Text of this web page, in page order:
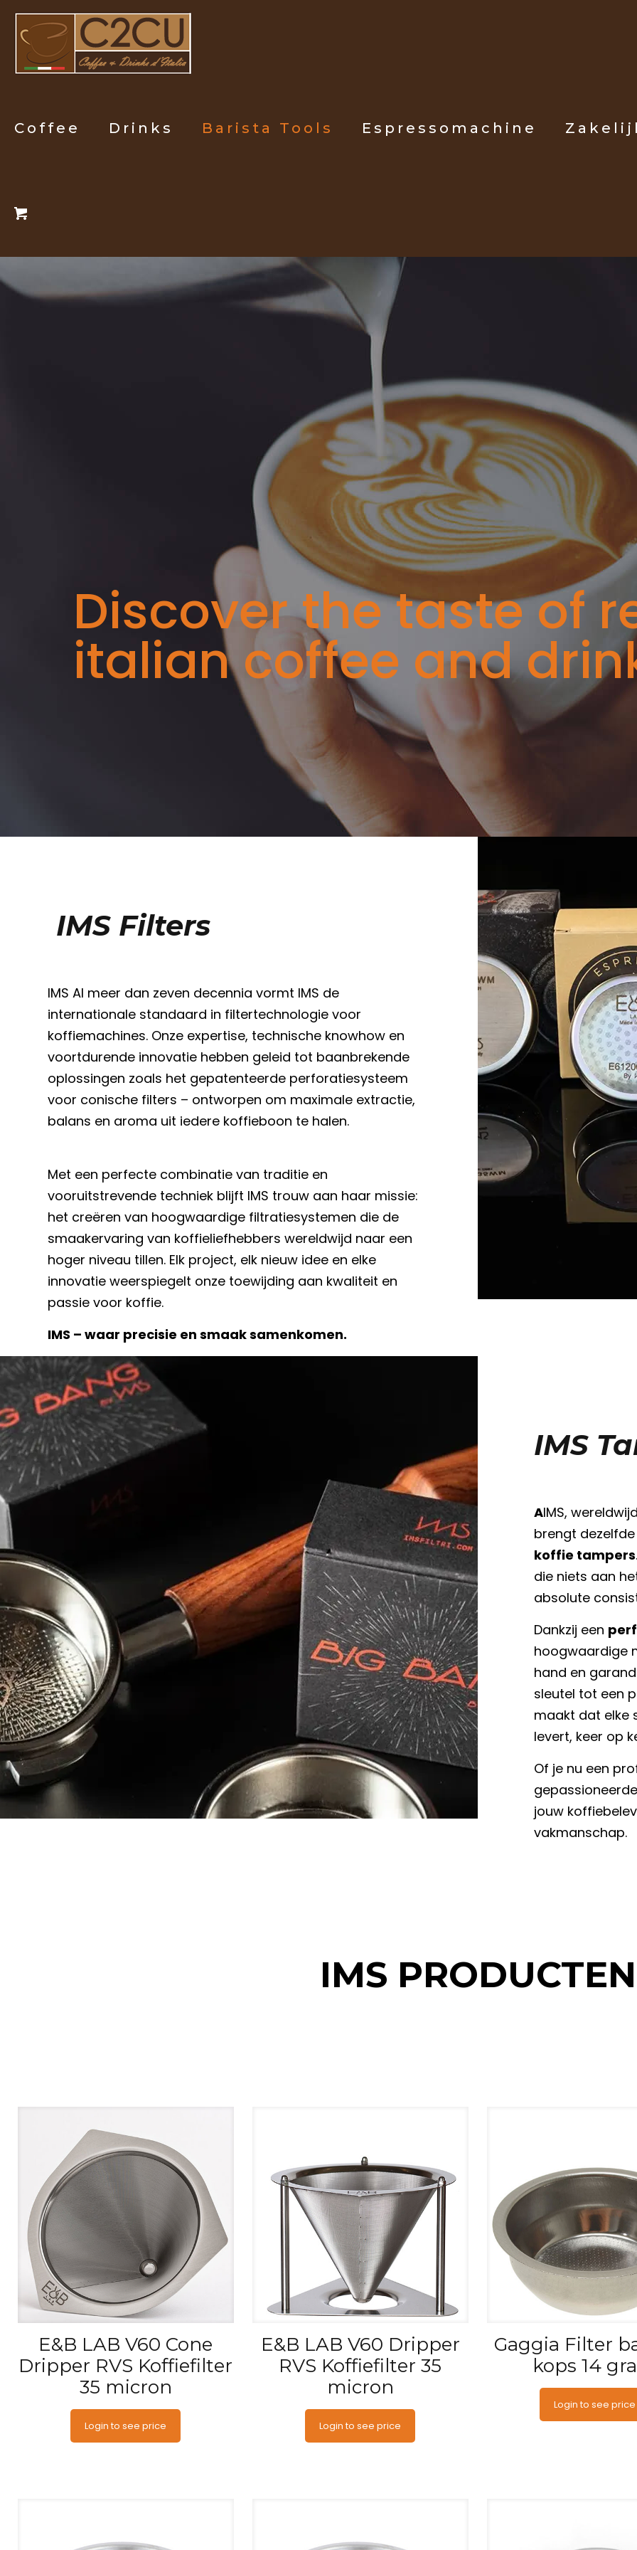
Coffee Drinks Barista Tools Espressomachine
Discover the taste of
italian coffee and
IMS Filters
IMS Al meer dan zeven decennia vormt IMS de
internationale standaard in filtertechnologie voor
koffiemachines. Onze expertise, technische knowhow en
voortdurende innovatie hebben geleid tot baanbrekende
oplossingen zoals het gepatenteerde perforatiesysteem
voor conische filters – ontworpen om maximale extractie,
balans en aroma uit iedere koffieboon te halen.
Met een perfecte combinatie van traditie en
vooruitstrevende techniek blijft IMS trouw aan haar missie:
het creëren van hoogwaardige filtratiesystemen die de
smaakervaring van koffieliefhebbers wereldwijd naar een
hoger niveau tillen. Elk project, elk nieuw idee en elke
innovatie weerspiegelt onze toewijding aan kwaliteit en
passie voor koffie.
IMS – waar precisie en smaak samenkomen.
IMS
AIMS,
brengt
koffie tampers
die niets aan
absolute
Dankzij een
hoogwaardige
hand en
sleutel tot een
maakt dat elke
levert, keer op
Of je nu een
jouw
vakmanschap.
IMS PRODUCTEN
E&B LAB V60 Cone
Dripper RVS Koffiefilter
35 micron
Login to see price
E&B LAB V60 Dripper
RVS Koffiefilter 35
micron
Login to see price
Gaggia Filter
kops 14
Login to see price